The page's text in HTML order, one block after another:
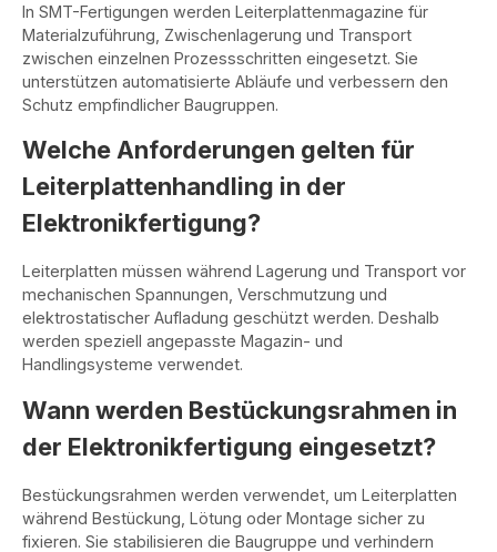
In SMT-Fertigungen werden Leiterplattenmagazine für
Materialzuführung, Zwischenlagerung und Transport
zwischen einzelnen Prozessschritten eingesetzt. Sie
unterstützen automatisierte Abläufe und verbessern den
Schutz empfindlicher Baugruppen.
Welche Anforderungen gelten für
Leiterplattenhandling in der
Elektronikfertigung?
Leiterplatten müssen während Lagerung und Transport vor
mechanischen Spannungen, Verschmutzung und
elektrostatischer Aufladung geschützt werden. Deshalb
werden speziell angepasste Magazin- und
Handlingsysteme verwendet.
Wann werden Bestückungsrahmen in
der Elektronikfertigung eingesetzt?
Bestückungsrahmen werden verwendet, um Leiterplatten
während Bestückung, Lötung oder Montage sicher zu
fixieren. Sie stabilisieren die Baugruppe und verhindern